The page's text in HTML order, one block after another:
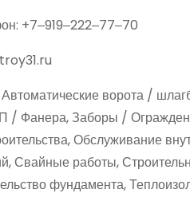
+7‒919‒222‒77‒70
Автоматические ворота /
Фанера, Заборы /
Обслуживание
Свайные работы,
фундамента,